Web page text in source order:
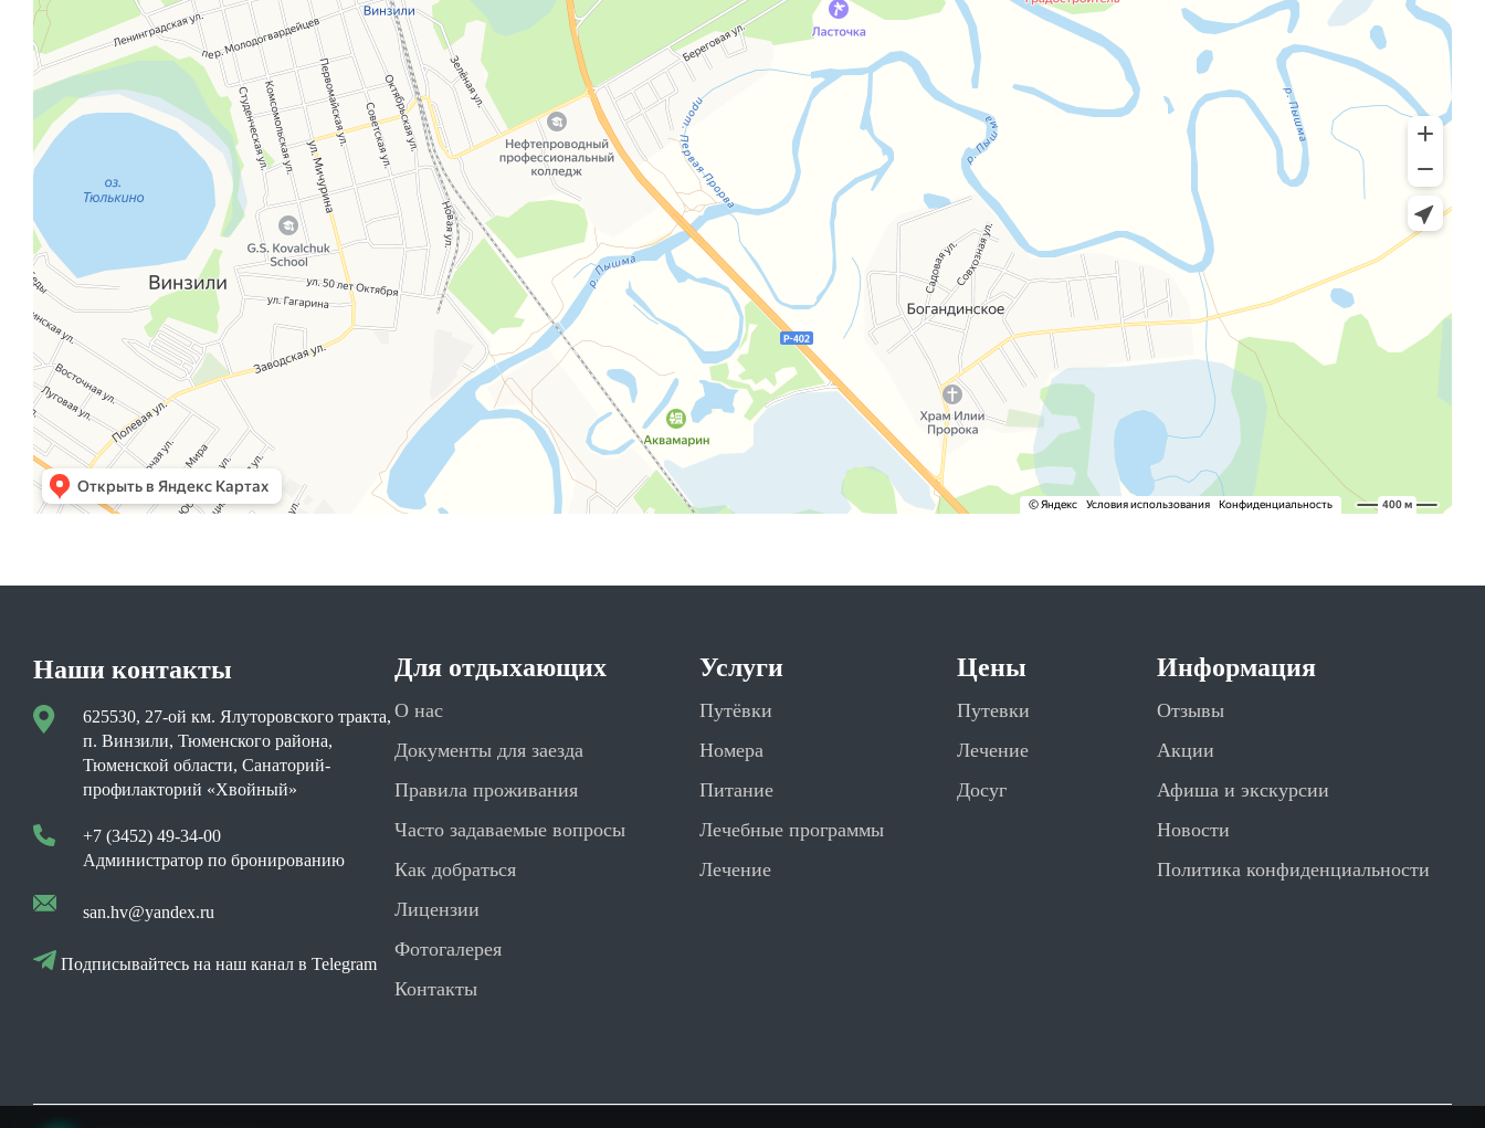
Наши контакты
625530, 27-ой км. Ялуторовского тракта,
п. Винзили, Тюменского района,
Тюменской области, Санаторий-
профилакторий «Хвойный»
+7 (3452) 49-34-00
Администратор по бронированию
san.hv@yandex.ru
Подписывайтесь на наш канал в Telegram
Для отдыхающих
О нас
Документы для заезда
Правила проживания
Часто задаваемые вопросы
Как добраться
Лицензии
Фотогалерея
Контакты
Услуги
Путёвки
Номера
Питание
Лечебные программы
Лечение
Цены
Путевки
Лечение
Досуг
Информация
Отзывы
Акции
Афиша и экскурсии
Новости
Политика конфиденциальности